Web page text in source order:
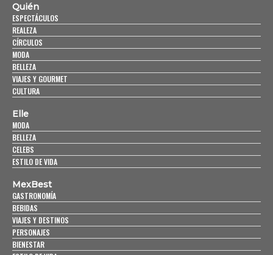
Quién
ESPECTÁCULOS
REALEZA
CÍRCULOS
MODA
BELLEZA
VIAJES Y GOURMET
CULTURA
Elle
MODA
BELLEZA
CELEBS
ESTILO DE VIDA
MexBest
GASTRONOMÍA
BEBIDAS
VIAJES Y DESTINOS
PERSONAJES
BIENESTAR